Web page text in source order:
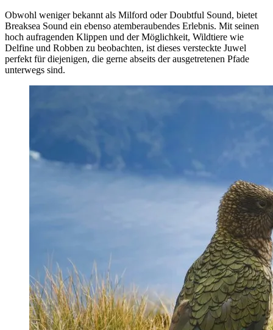
Obwohl weniger bekannt als Milford oder Doubtful Sound, bietet
Breaksea Sound ein ebenso atemberaubendes Erlebnis. Mit seinen
hoch aufragenden Klippen und der Möglichkeit, Wildtiere wie
Delfine und Robben zu beobachten, ist dieses versteckte Juwel
perfekt für diejenigen, die gerne abseits der ausgetretenen Pfade
unterwegs sind.